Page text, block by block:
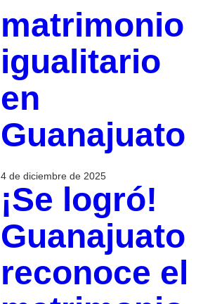
matrimonio
igualitario
en
Guanajuato
4 de diciembre de 2025
¡Se logró!
Guanajuato
reconoce el